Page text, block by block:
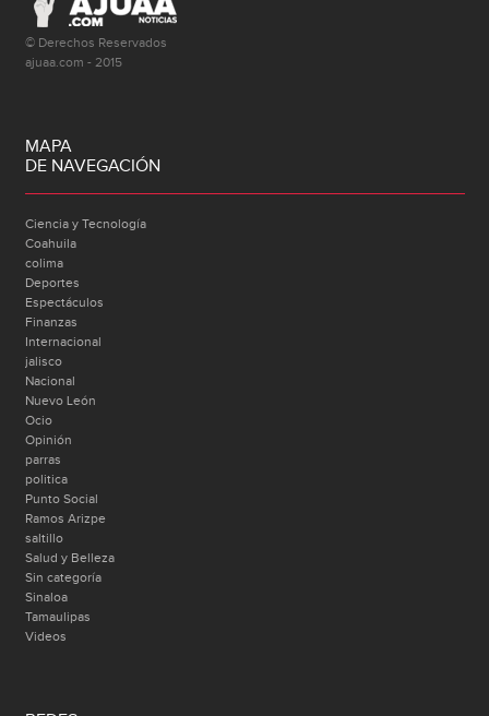
© Derechos Reservados
ajuaa.com - 2015
MAPA
DE NAVEGACIÓN
Ciencia y Tecnología
Coahuila
colima
Deportes
Espectáculos
Finanzas
Internacional
jalisco
Nacional
Nuevo León
Ocio
Opinión
parras
politica
Punto Social
Ramos Arizpe
saltillo
Salud y Belleza
Sin categoría
Sinaloa
Tamaulipas
Videos